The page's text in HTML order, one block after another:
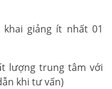
giảng ít nhất 01
lượng trung tâm với
khi tư vấn)